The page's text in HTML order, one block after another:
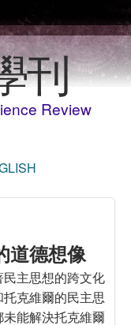
刊
Review
道德想像
主思想的跨文化
克維爾的民主思
能解決托克維爾